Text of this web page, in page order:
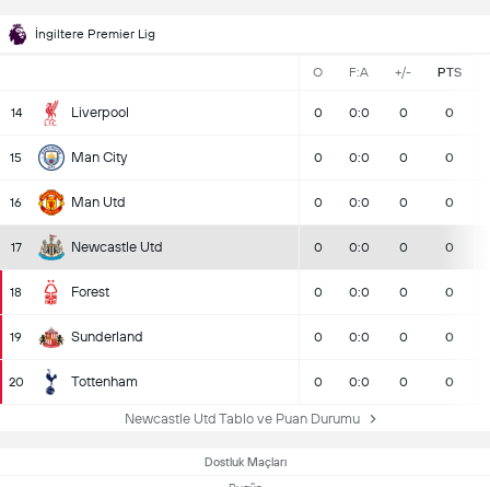
İngiltere Premier Lig
O F:A +/- PTS
14 Liverpool 0 0:0 0 0
15 Man City 0 0:0 0 0
16 Man Utd 0 0:0 0 0
17 Newcastle Utd 0 0:0 0 0
18 Forest 0 0:0 0 0
19 Sunderland 0 0:0 0 0
20 Tottenham 0 0:0 0 0
Newcastle Utd Tablo ve Puan Durumu
Dostluk Maçları